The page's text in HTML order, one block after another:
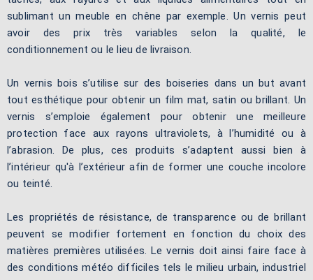
sublimant un meuble en chêne par exemple. Un vernis peut
avoir des prix très variables selon la qualité, le
conditionnement ou le lieu de livraison.
Un vernis bois s’utilise sur des boiseries dans un but avant
tout esthétique pour obtenir un film mat, satin ou brillant. Un
vernis s’emploie également pour obtenir une meilleure
protection face aux rayons ultraviolets, à l’humidité ou à
l’abrasion. De plus, ces produits s’adaptent aussi bien à
l’intérieur qu'à l’extérieur afin de former une couche incolore
ou teinté.
Les propriétés de résistance, de transparence ou de brillant
peuvent se modifier fortement en fonction du choix des
matières premières utilisées. Le vernis doit ainsi faire face à
des conditions météo difficiles tels le milieu urbain, industriel